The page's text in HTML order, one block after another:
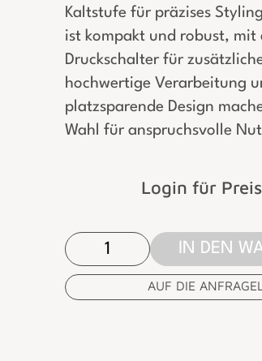
Kaltstufe für präzises
ist kompakt und robust, mit
Druckschalter für
hochwertige Verarbeitung
platzsparende Design
Wahl für anspruchsvolle
Login für
IN DEN
AUF DIE